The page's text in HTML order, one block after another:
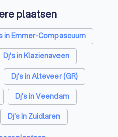
plaatsen
in Emmer-Compascuum
Dj's in Klazienaveen
Dj's in Alteveer (GR)
Dj's in Veendam
Dj's in Zuidlaren